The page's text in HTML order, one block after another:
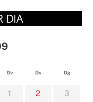
DIA
Dv Ds Dg
1 2 3